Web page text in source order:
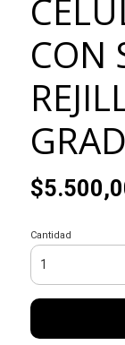
CON
Cantidad